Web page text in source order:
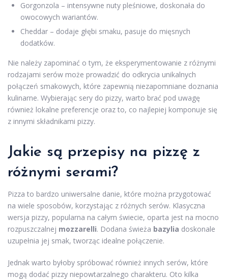
Gorgonzola – intensywne nuty pleśniowe, doskonała do
owocowych wariantów.
Cheddar – dodaje głębi smaku, pasuje do mięsnych
dodatków.
Nie należy zapominać o tym, że eksperymentowanie z różnymi
rodzajami serów może prowadzić do odkrycia unikalnych
połączeń smakowych, które zapewnią niezapomniane doznania
kulinarne. Wybierając sery do pizzy, warto brać pod uwagę
również lokalne preferencje oraz to, co najlepiej komponuje się
z innymi składnikami pizzy.
Jakie są przepisy na pizzę z
różnymi serami?
Pizza to bardzo uniwersalne danie, które można przygotować
na wiele sposobów, korzystając z różnych serów. Klasyczna
wersja pizzy, popularna na całym świecie, oparta jest na mocno
rozpuszczalnej mozzarelli. Dodana świeża bazylia doskonale
uzupełnia jej smak, tworząc idealne połączenie.
Jednak warto byłoby spróbować również innych serów, które
mogą dodać pizzy niepowtarzalnego charakteru. Oto kilka